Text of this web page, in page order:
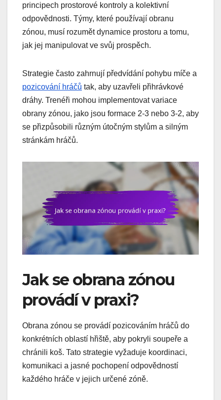
principech prostorové kontroly a kolektivní
odpovědnosti. Týmy, které používají obranu
zónou, musí rozumět dynamice prostoru a tomu,
jak jej manipulovat ve svůj prospěch.
Strategie často zahrnují předvídání pohybu míče a
pozicování hráčů tak, aby uzavřeli přihrávkové
dráhy. Trenéři mohou implementovat variace
obrany zónou, jako jsou formace 2-3 nebo 3-2, aby
se přizpůsobili různým útočným stylům a silným
stránkám hráčů.
Jak se obrana zónou
provádí v praxi?
Obrana zónou se provádí pozicováním hráčů do
konkrétních oblastí hřiště, aby pokryli soupeře a
chránili koš. Tato strategie vyžaduje koordinaci,
komunikaci a jasné pochopení odpovědností
každého hráče v jejich určené zóně.